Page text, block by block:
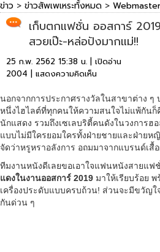
ข่าว > ข่าวสัพเพเหระทั้งหมด >
เก็บตกแฟชั่น ออสการ์
สวยเป๊ะ-หล่อปังมากแม่!!
25 ก.พ. 2562 15:38 น. | เปิดอ่าน
2004 | แสดงความคิดเห็น
นอกจากการประกาศรางวัลในสาขาต่าง ๆ
หนึ่งไฮไลต์ที่ทุกคนให้ความสนใจไม่แพ้กัน
นักแสดง รวมถึงเซเลบริตี้คนดังในวงการฮ
แบบไม่มีใครยอมใครทั้งฝ่ายชายและฝ่ายห
จัดว่าหรูหราอลังการ อถมมาจากแบรนด์เ
ทีมงานหนังดีเลยขอเอาใจแฟนหนังสายแฟ
แดงในงานออสการ์ 2019 มาให้เรียบร้อย
เครื่องประดับแบบครบถ้วน! ส่วนจะมีขวัญใ
กันด่วน ๆ